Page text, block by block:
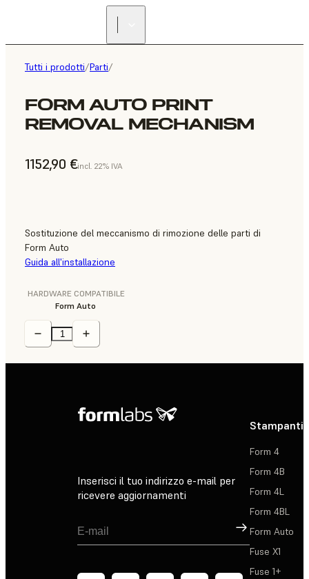
Tutti i prodotti/Parti/
FORM AUTO PRINT
REMOVAL MECHANISM
1152,90 €incl. 22% IVA
Sostituzione del meccanismo di rimozione delle parti di
Form Auto
Guida all'installazione
HARDWARE COMPATIBILE
Form Auto
Inserisci il tuo indirizzo e-mail per
ricevere aggiornamenti
Registrati
Stampanti
Form 4
Form 4B
Form 4L
Form 4BL
Form Auto
Fuse X1
Fuse 1+